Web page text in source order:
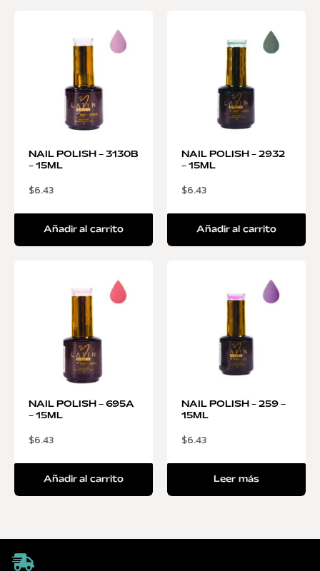
NAIL POLISH – 3130B
– 15ML
$6.43
Añadir al carrito
NAIL POLISH – 2932
– 15ML
$6.43
Añadir al carrito
NAIL POLISH – 695A
– 15ML
$6.43
Añadir al carrito
NAIL POLISH – 259 –
15ML
$6.43
Leer más